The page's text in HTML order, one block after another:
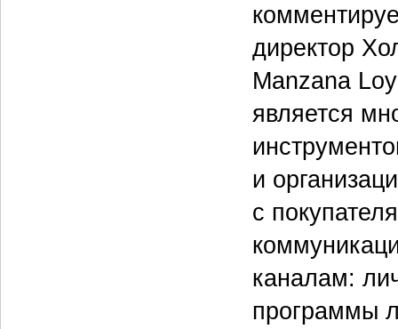
директор
Manzana
является
и
с
каналам:
программы